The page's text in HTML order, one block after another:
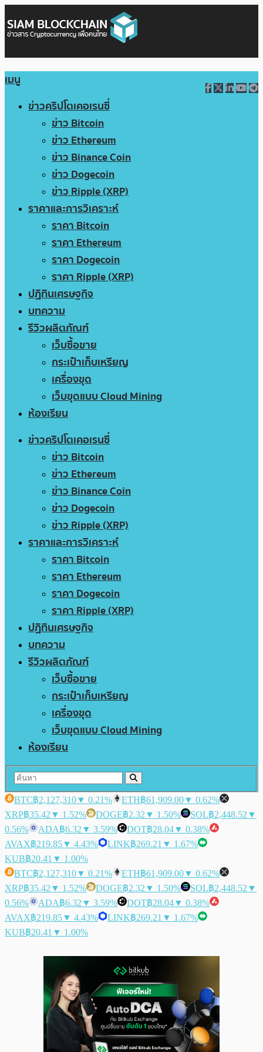
เมนู
ข่าวคริปโตเคอเรนซี่
ข่าว Bitcoin
ข่าว Ethereum
ข่าว Binance Coin
ข่าว Dogecoin
ข่าว Ripple (XRP)
ราคาและการวิเคราะห์
ราคา Bitcoin
ราคา Ethereum
ราคา Dogecoin
ราคา Ripple (XRP)
ปฏิทินเศรษฐกิจ
บทความ
รีวิวผลิตภัณฑ์
เว็บซื้อขาย
กระเป๋าเก็บเหรียญ
เครื่องขุด
เว็บขุดแบบ Cloud Mining
ห้องเรียน
ข่าวคริปโตเคอเรนซี่
ข่าว Bitcoin
ข่าว Ethereum
ข่าว Binance Coin
ข่าว Dogecoin
ข่าว Ripple (XRP)
ราคาและการวิเคราะห์
ราคา Bitcoin
ราคา Ethereum
ราคา Dogecoin
ราคา Ripple (XRP)
ปฏิทินเศรษฐกิจ
บทความ
รีวิวผลิตภัณฑ์
เว็บซื้อขาย
กระเป๋าเก็บเหรียญ
เครื่องขุด
เว็บขุดแบบ Cloud Mining
ห้องเรียน
BTC฿2,127,310▼ 0.21% ETH฿61,909.00▼ 0.62%
XRP฿35.42 ▼ 1.52% DOGE฿2.32 ▼ 1.50% SOL฿2,448.52 ▼
0.56%
ADA฿6.32 ▼ 3.59% DOT฿28.04▼ 0.38%
AVAX฿219.85▼ 4.43% LINK฿269.21 ▼ 1.67%
KUB฿20.41 ▼ 1.00%
BTC฿2,127,310▼ 0.21% ETH฿61,909.00▼ 0.62%
XRP฿35.42 ▼ 1.52% DOGE฿2.32 ▼ 1.50% SOL฿2,448.52 ▼
0.56%
ADA฿6.32 ▼ 3.59% DOT฿28.04▼ 0.38%
AVAX฿219.85▼ 4.43% LINK฿269.21 ▼ 1.67%
KUB฿20.41 ▼ 1.00%